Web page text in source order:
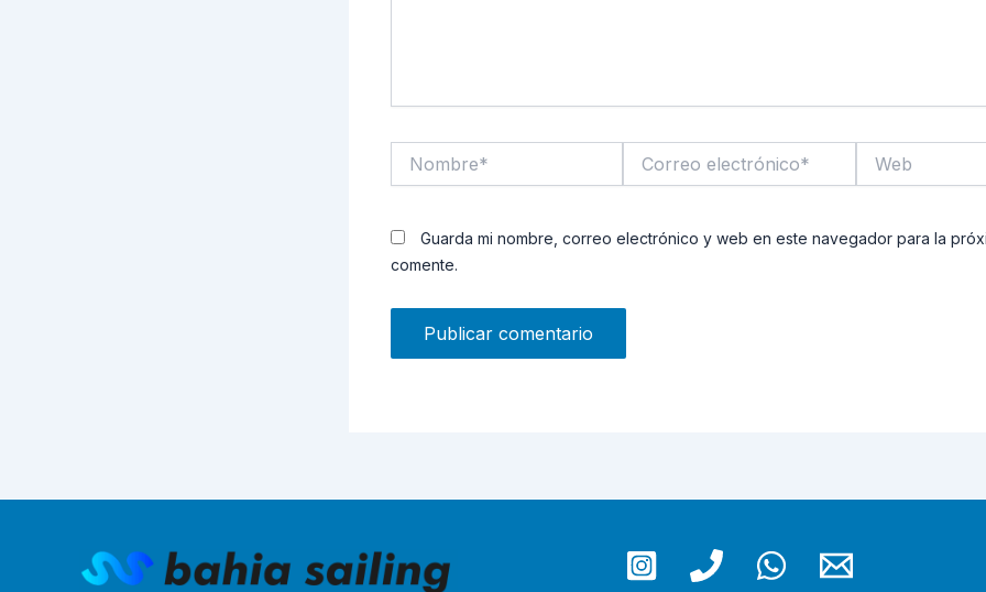
electrónico*
Guarda mi nombre, correo electrónico y web en este navegador para la
comente.